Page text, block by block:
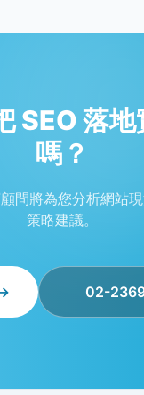
SEO 落地
嗎？
問將為您分析網站
策略建議。
02-